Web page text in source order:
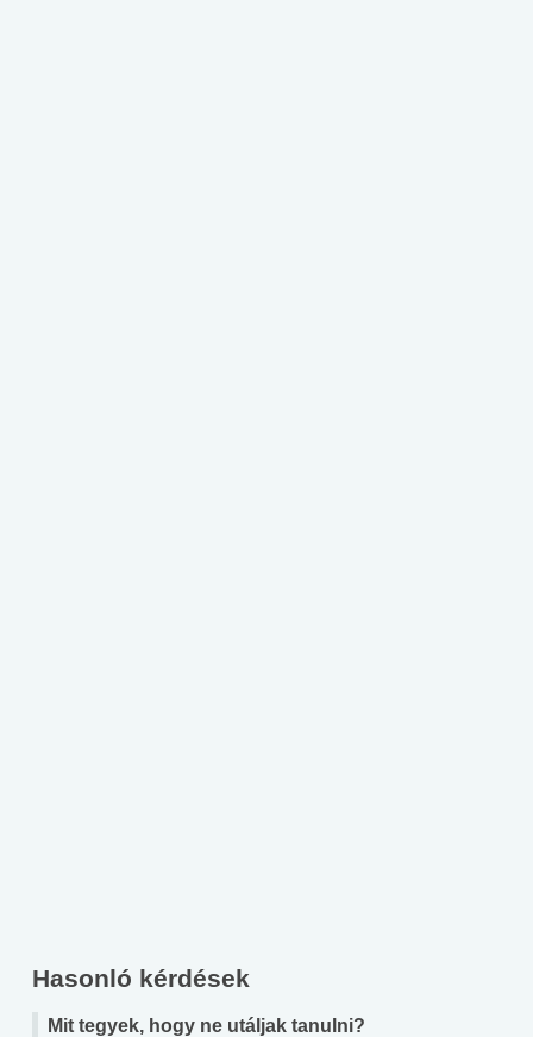
Hasonló kérdések
Mit tegyek, hogy ne utáljak tanulni?